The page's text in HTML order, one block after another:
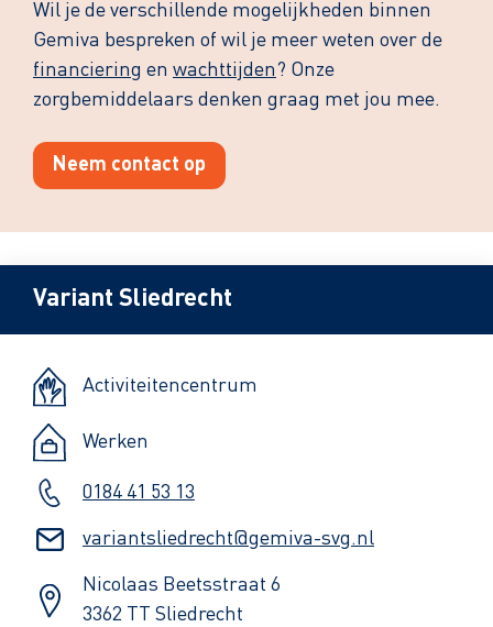
Wil je de verschillende mogelijkheden binnen
Gemiva bespreken of wil je meer weten over de
financiering en wachttijden ? Onze
zorgbemiddelaars denken graag met jou mee.
Neem contact op
Variant Sliedrecht
Activiteitencentrum
Werken
0184 41 53 13
variantsliedrecht@gemiva-svg.nl
Nicolaas Beetsstraat 6
3362 TT Sliedrecht